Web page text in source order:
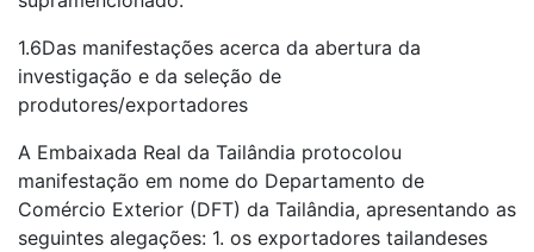
1.6Das manifestações acerca da abertura da
investigação e da seleção de
produtores/exportadores
A Embaixada Real da Tailândia protocolou
manifestação em nome do Departamento de
Comércio Exterior (DFT) da Tailândia, apresentando as
seguintes alegações: 1. os exportadores tailandeses